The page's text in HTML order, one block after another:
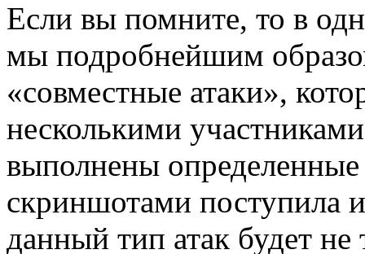
Если вы помните, то в
мы подробнейшим
«совместные атаки»,
несколькими
выполнены
скриншотами поступила
данный тип атак будет